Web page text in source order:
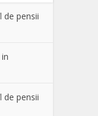
de pensii
de pensii